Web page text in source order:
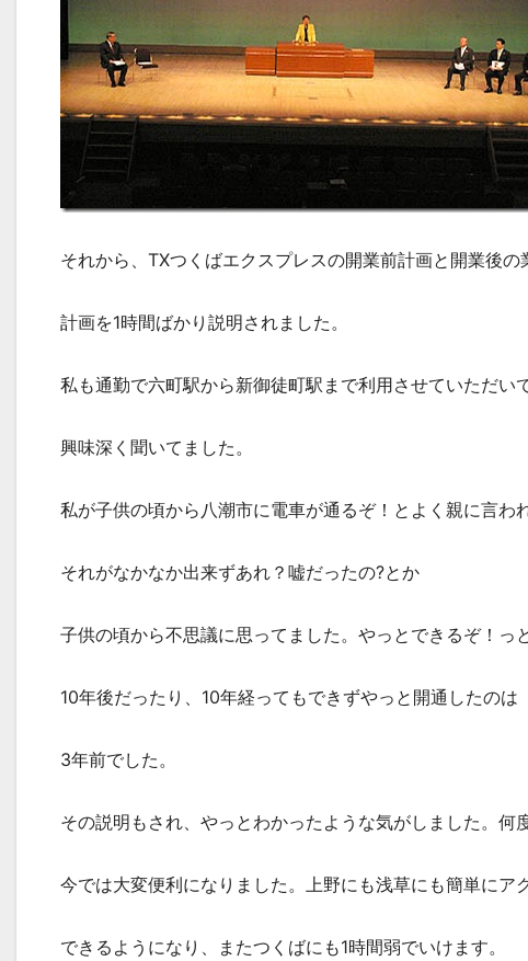
それから、TXつくばエクスプレスの開業前計画と開業後の
計画を1時間ばかり説明されました。
私も通勤で六町駅から新御徒町駅まで利用させていただい
興味深く聞いてました。
私が子供の頃から八潮市に電車が通るぞ！とよく親に言わ
それがなかなか出来ずあれ？嘘だったの?とか
子供の頃から不思議に思ってました。やっとできるぞ！っ
10年後だったり、10年経ってもできずやっと開通したのは
3年前でした。
その説明もされ、やっとわかったような気がしました。何
今では大変便利になりました。上野にも浅草にも簡単にア
できるようになり、またつくばにも1時間弱でいけます。